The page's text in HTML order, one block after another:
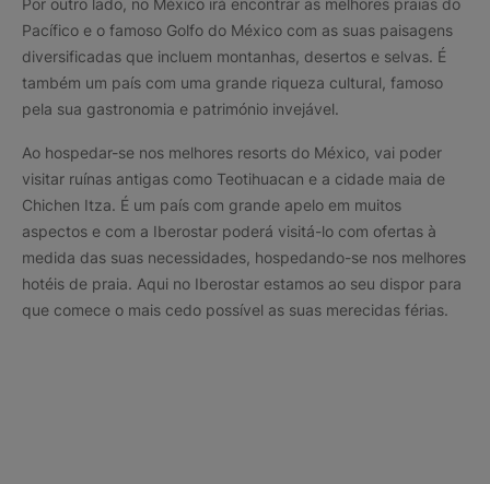
Por outro lado, no México irá encontrar as melhores praias do
Pacífico e o famoso Golfo do México com as suas paisagens
diversificadas que incluem montanhas, desertos e selvas. É
também um país com uma grande riqueza cultural, famoso
pela sua gastronomia e património invejável.
Ao hospedar-se nos melhores resorts do México, vai poder
visitar ruínas antigas como Teotihuacan e a cidade maia de
Chichen Itza. É um país com grande apelo em muitos
aspectos e com a Iberostar poderá visitá-lo com ofertas à
medida das suas necessidades, hospedando-se nos melhores
hotéis de praia. Aqui no Iberostar estamos ao seu dispor para
que comece o mais cedo possível as suas merecidas férias.